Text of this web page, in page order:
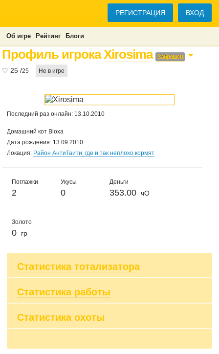
РЕГИСТРАЦИЯ ВХОД
Об игре Рейтинг Блоги
Профиль игрокаXirosima Заброшен
♡ 25 /25 Не в игре
Последний раз онлайн: 13.10.2010
Домашний кот Bloxa
Дата рождения: 13.09.2010
Локация: Район АнтиТаити, где и так неплохо кормят
Поглажки
2
Укусы
0
Деньги
353.00 чО
Золото
0 гр
Статистика тотализатора
Выиграно боев: 0
Проиграно денег: 0 чО
Сумма всех ставок: 0 чО
Статистика работы
2026-08-01: 0
Статистика охоты